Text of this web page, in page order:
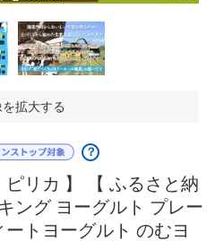
拡大する
？
リカ 】 【 ふるさと納
ング ヨーグルト プレー
トヨーグルト のむヨ